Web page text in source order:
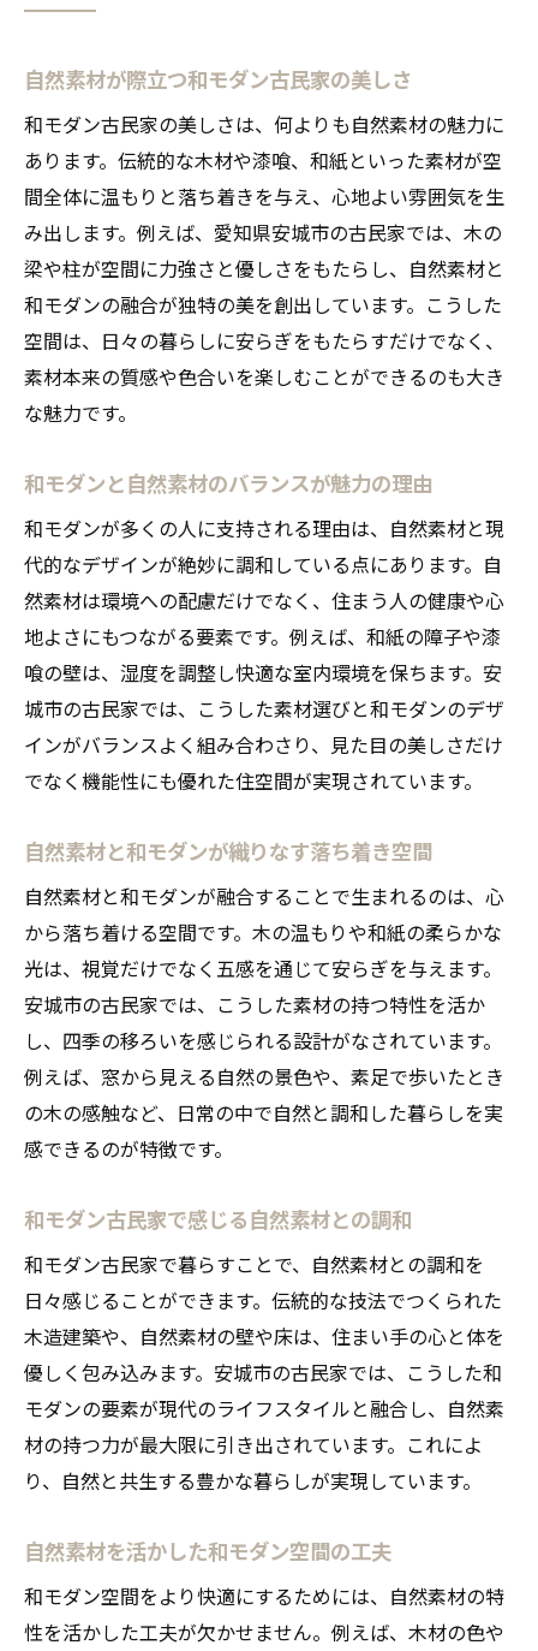
自然素材が際立つ和モダン古民家の美しさ
和モダン古民家の美しさは、何よりも自然素材の魅力に
あります。伝統的な木材や漆喰、和紙といった素材が空
間全体に温もりと落ち着きを与え、心地よい雰囲気を生
み出します。例えば、愛知県安城市の古民家では、木の
梁や柱が空間に力強さと優しさをもたらし、自然素材と
和モダンの融合が独特の美を創出しています。こうした
空間は、日々の暮らしに安らぎをもたらすだけでなく、
素材本来の質感や色合いを楽しむことができるのも大き
な魅力です。
和モダンと自然素材のバランスが魅力の理由
和モダンが多くの人に支持される理由は、自然素材と現
代的なデザインが絶妙に調和している点にあります。自
然素材は環境への配慮だけでなく、住まう人の健康や心
地よさにもつながる要素です。例えば、和紙の障子や漆
喰の壁は、湿度を調整し快適な室内環境を保ちます。安
城市の古民家では、こうした素材選びと和モダンのデザ
インがバランスよく組み合わさり、見た目の美しさだけ
でなく機能性にも優れた住空間が実現されています。
自然素材と和モダンが織りなす落ち着き空間
自然素材と和モダンが融合することで生まれるのは、心
から落ち着ける空間です。木の温もりや和紙の柔らかな
光は、視覚だけでなく五感を通じて安らぎを与えます。
安城市の古民家では、こうした素材の持つ特性を活か
し、四季の移ろいを感じられる設計がなされています。
例えば、窓から見える自然の景色や、素足で歩いたとき
の木の感触など、日常の中で自然と調和した暮らしを実
感できるのが特徴です。
和モダン古民家で感じる自然素材との調和
和モダン古民家で暮らすことで、自然素材との調和を
日々感じることができます。伝統的な技法でつくられた
木造建築や、自然素材の壁や床は、住まい手の心と体を
優しく包み込みます。安城市の古民家では、こうした和
モダンの要素が現代のライフスタイルと融合し、自然素
材の持つ力が最大限に引き出されています。これによ
り、自然と共生する豊かな暮らしが実現しています。
自然素材を活かした和モダン空間の工夫
和モダン空間をより快適にするためには、自然素材の特
性を活かした工夫が欠かせません。例えば、木材の色や